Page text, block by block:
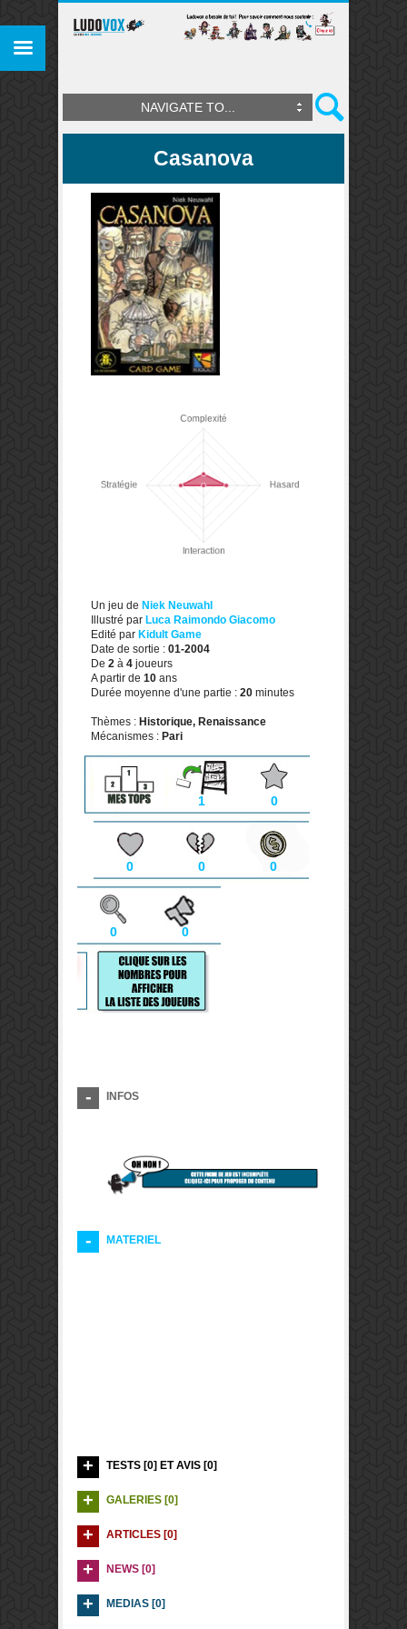
NAVIGATE TO...
Casanova
Un jeu de Niek Neuwahl
Illustré par Luca Raimondo Giacomo
Edité par Kidult Game
Date de sortie : 01-2004
De 2 à 4 joueurs
A partir de 10 ans
Durée moyenne d'une partie : 20 minutes
Thèmes : Historique, Renaissance
Mécanismes : Pari
1 0
0 0 0
0 0
INFOS
MATERIEL
TESTS [0] ET AVIS [0]
GALERIES [0]
ARTICLES [0]
NEWS [0]
MEDIAS [0]